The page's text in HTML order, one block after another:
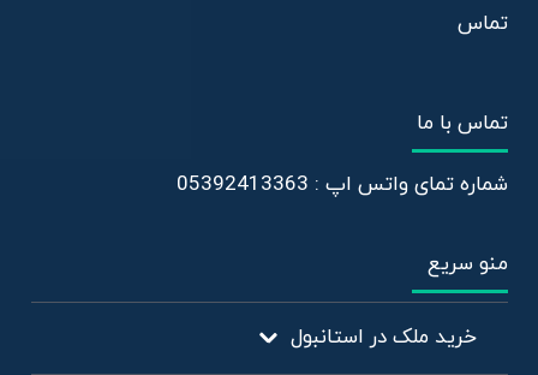
تماس
تماس با ما
شماره تمای واتس اپ : 05392413363
منو سریع
خرید ملک در استانبول